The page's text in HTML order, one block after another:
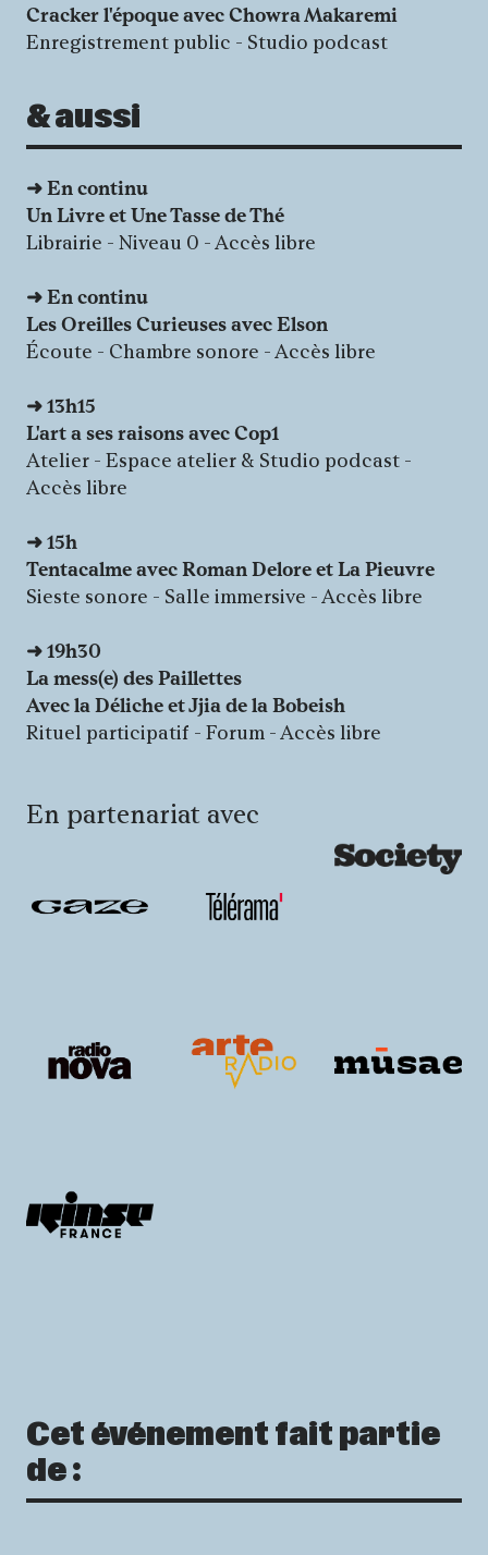
Cracker l'époque avec Chowra Makaremi
Enregistrement public - Studio podcast
& aussi
➜En continu
Un Livre et Une Tasse de Thé
Librairie - Niveau 0 - Accès libre
➜En continu
Les Oreilles Curieuses avec Elson
Écoute - Chambre sonore - Accès libre
➜13h15
L'art a ses raisons avec Cop1
Atelier - Espace atelier & Studio podcast -
Accès libre
➜15h
Tentacalme avec Roman Delore et La Pieuvre
Sieste sonore - Salle immersive - Accès libre
➜19h30
La mess(e) des Paillettes
Avec la Déliche et Jjia de la Bobeish
Rituel participatif - Forum - Accès libre
En partenariat avec
Cet événement fait partie
de :